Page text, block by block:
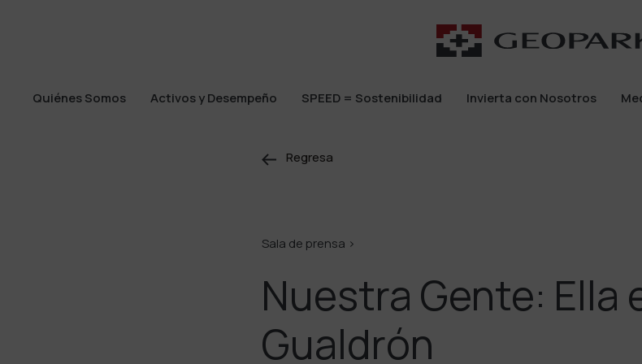
Quiénes Somos
Activos y Desempeño
SPEED = Sostenibilidad
Invierta con Nosotros
Regresa
Sala de prensa >
Nuestra Gente: Ella
Gualdrón